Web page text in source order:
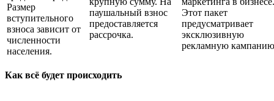
Размер
вступительного
взноса зависит от
численности
населения.
паушальный взнос
предоставляется
рассрочка.
Этот пакет
предусматривает
эксклюзивную
рекламную
Как всё будет происходить